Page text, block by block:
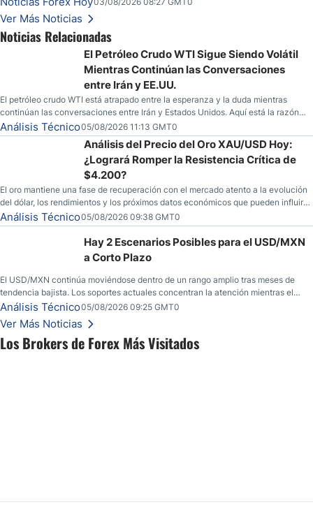
Los Brokers de Forex Más Visitados
Ver Más Noticias
Noticias Relacionadas
El Petróleo Crudo WTI Sigue Siendo Volátil
Mientras Continúan las Conversaciones
entre Irán y EE.UU.
El petróleo crudo WTI está atrapado entre la esperanza y la duda mientras
continúan las conversaciones entre Irán y Estados Unidos. Aquí está la razón
por la que los traders pueden querer pensarlo dos veces antes de tomar partido
en este momento.
Análisis Técnico05/08/2026 11:13 GMT0
Análisis del Precio del Oro XAU/USD Hoy:
¿Logrará Romper la Resistencia Crítica de
$4.200?
El oro mantiene una fase de recuperación con el mercado atento a la evolución
del dólar, los rendimientos y los próximos datos económicos que pueden influir
en su dirección.
Análisis Técnico05/08/2026 09:38 GMT0
Hay 2 Escenarios Posibles para el USD/MXN
a Corto Plazo
El USD/MXN continúa moviéndose dentro de un rango amplio tras meses de
tendencia bajista. Los soportes actuales concentran la atención mientras el
mercado busca nuevas referencias.
Análisis Técnico05/08/2026 09:25 GMT0
Ver Más Noticias